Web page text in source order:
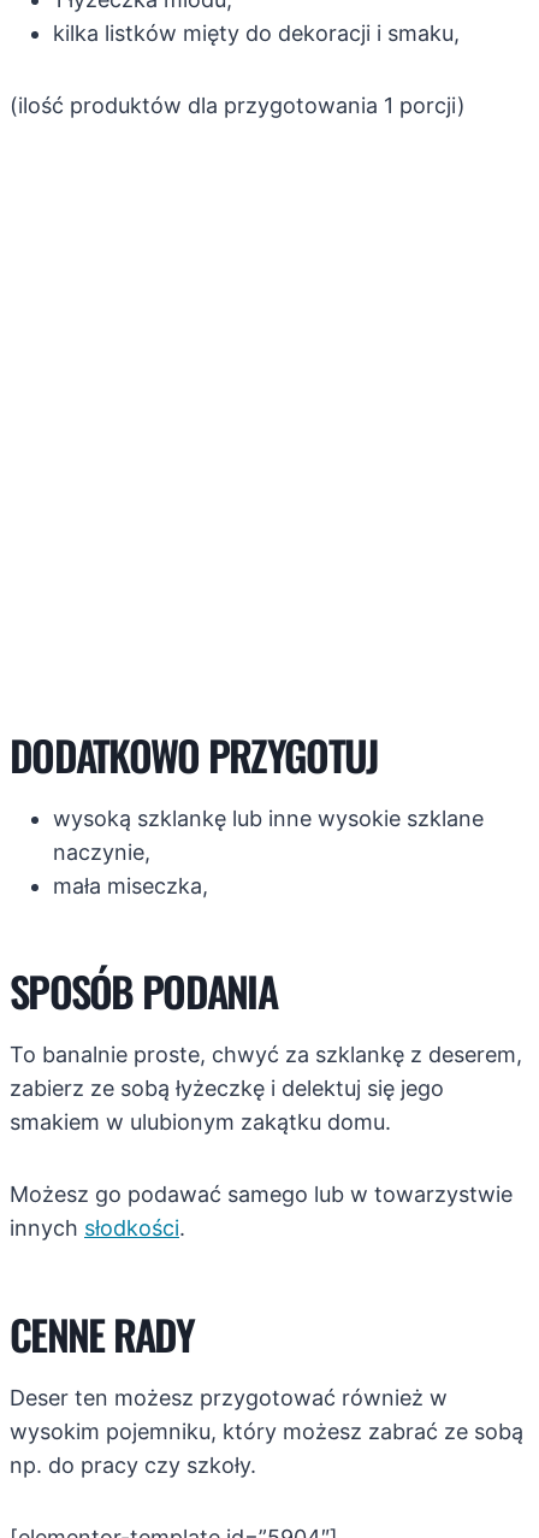
kilka listków mięty do dekoracji i smaku,
(ilość produktów dla przygotowania 1 porcji)
DODATKOWO PRZYGOTUJ
wysoką szklankę lub inne wysokie szklane
naczynie,
mała miseczka,
SPOSÓB PODANIA
To banalnie proste, chwyć za szklankę z deserem,
zabierz ze sobą łyżeczkę i delektuj się jego
smakiem w ulubionym zakątku domu.
Możesz go podawać samego lub w towarzystwie
innych słodkości.
CENNE RADY
Deser ten możesz przygotować również w
wysokim pojemniku, który możesz zabrać ze sobą
np. do pracy czy szkoły.